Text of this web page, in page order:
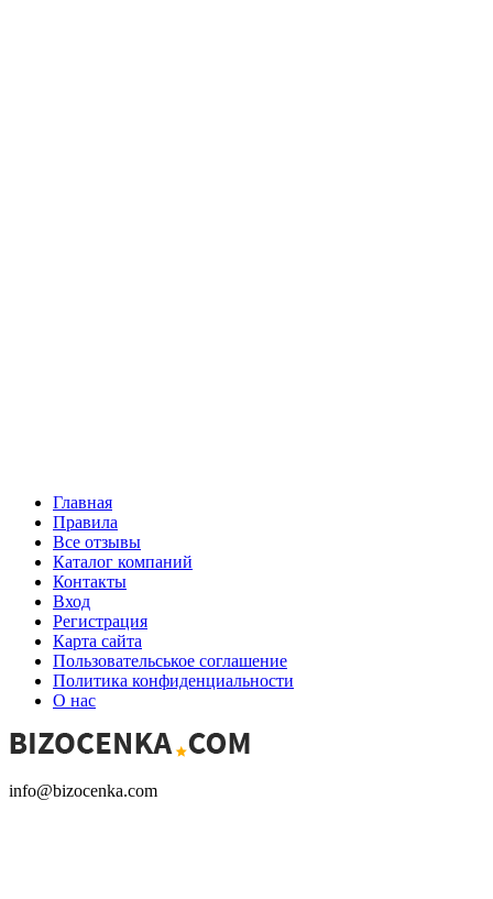
Главная
Правила
Все отзывы
Каталог компаний
Контакты
Вход
Регистрация
Карта сайта
Пользовательськое соглашение
Политика конфиденциальности
О нас
info@bizocenka.com